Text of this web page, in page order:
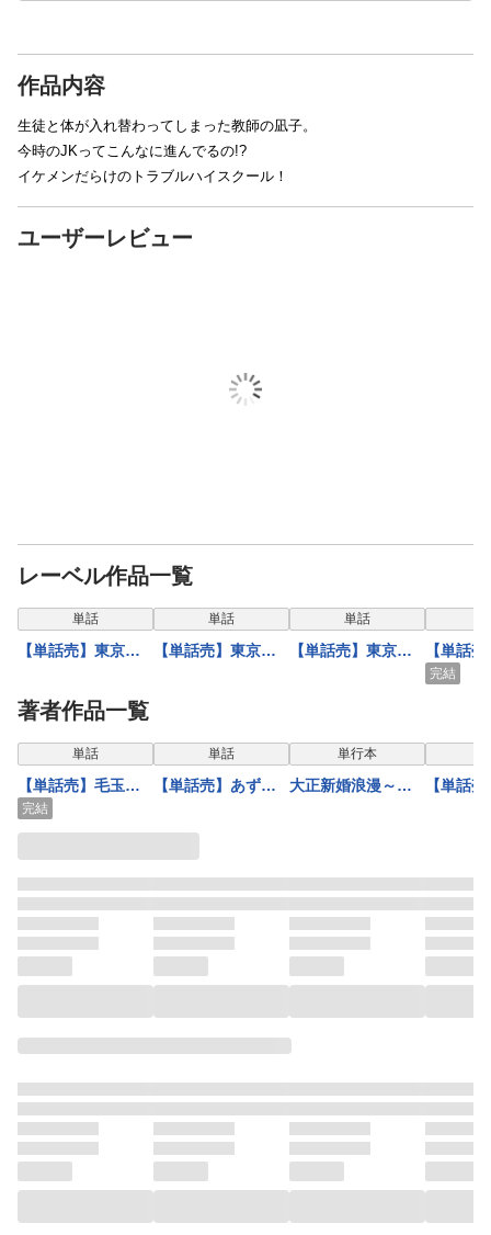
作品内容
生徒と体が入れ替わってしまった教師の凪子。
今時のJKってこんなに進んでるの!?
イケメンだらけのトラブルハイスクール！
ユーザーレビュー
レーベル作品一覧
単話
【単話売】東京ス
様！！ 47話
単話
【単話売】東京ス
単話
【単話売】東京ス
【単話
手だま
完結
著者作品一覧
単話
【単話売】毛玉に
手だまにとられる
日々
完結
単話
【単話売】あずき
単行本
大正新婚浪漫～軍
【単話